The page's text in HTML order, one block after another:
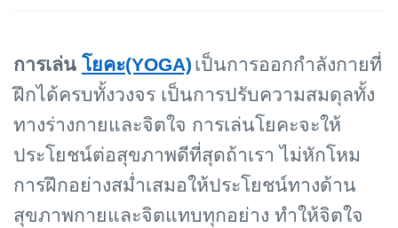
การเล่น โยคะ(YOGA) เป็นการออกกำลังกายที่
ฝึกได้ครบทั้งวงจร เป็นการปรับความสมดุลทั้ง
ทางร่างกายและจิตใจ การเล่นโยคะจะให้
ประโยชน์ต่อสุขภาพดีที่สุดถ้าเรา ไม่หักโหม
การฝึกอย่างสม่ำเสมอให้ประโยชน์ทางด้าน
สุขภาพกายและจิตแทบทุกอย่าง ทำให้จิตใจ